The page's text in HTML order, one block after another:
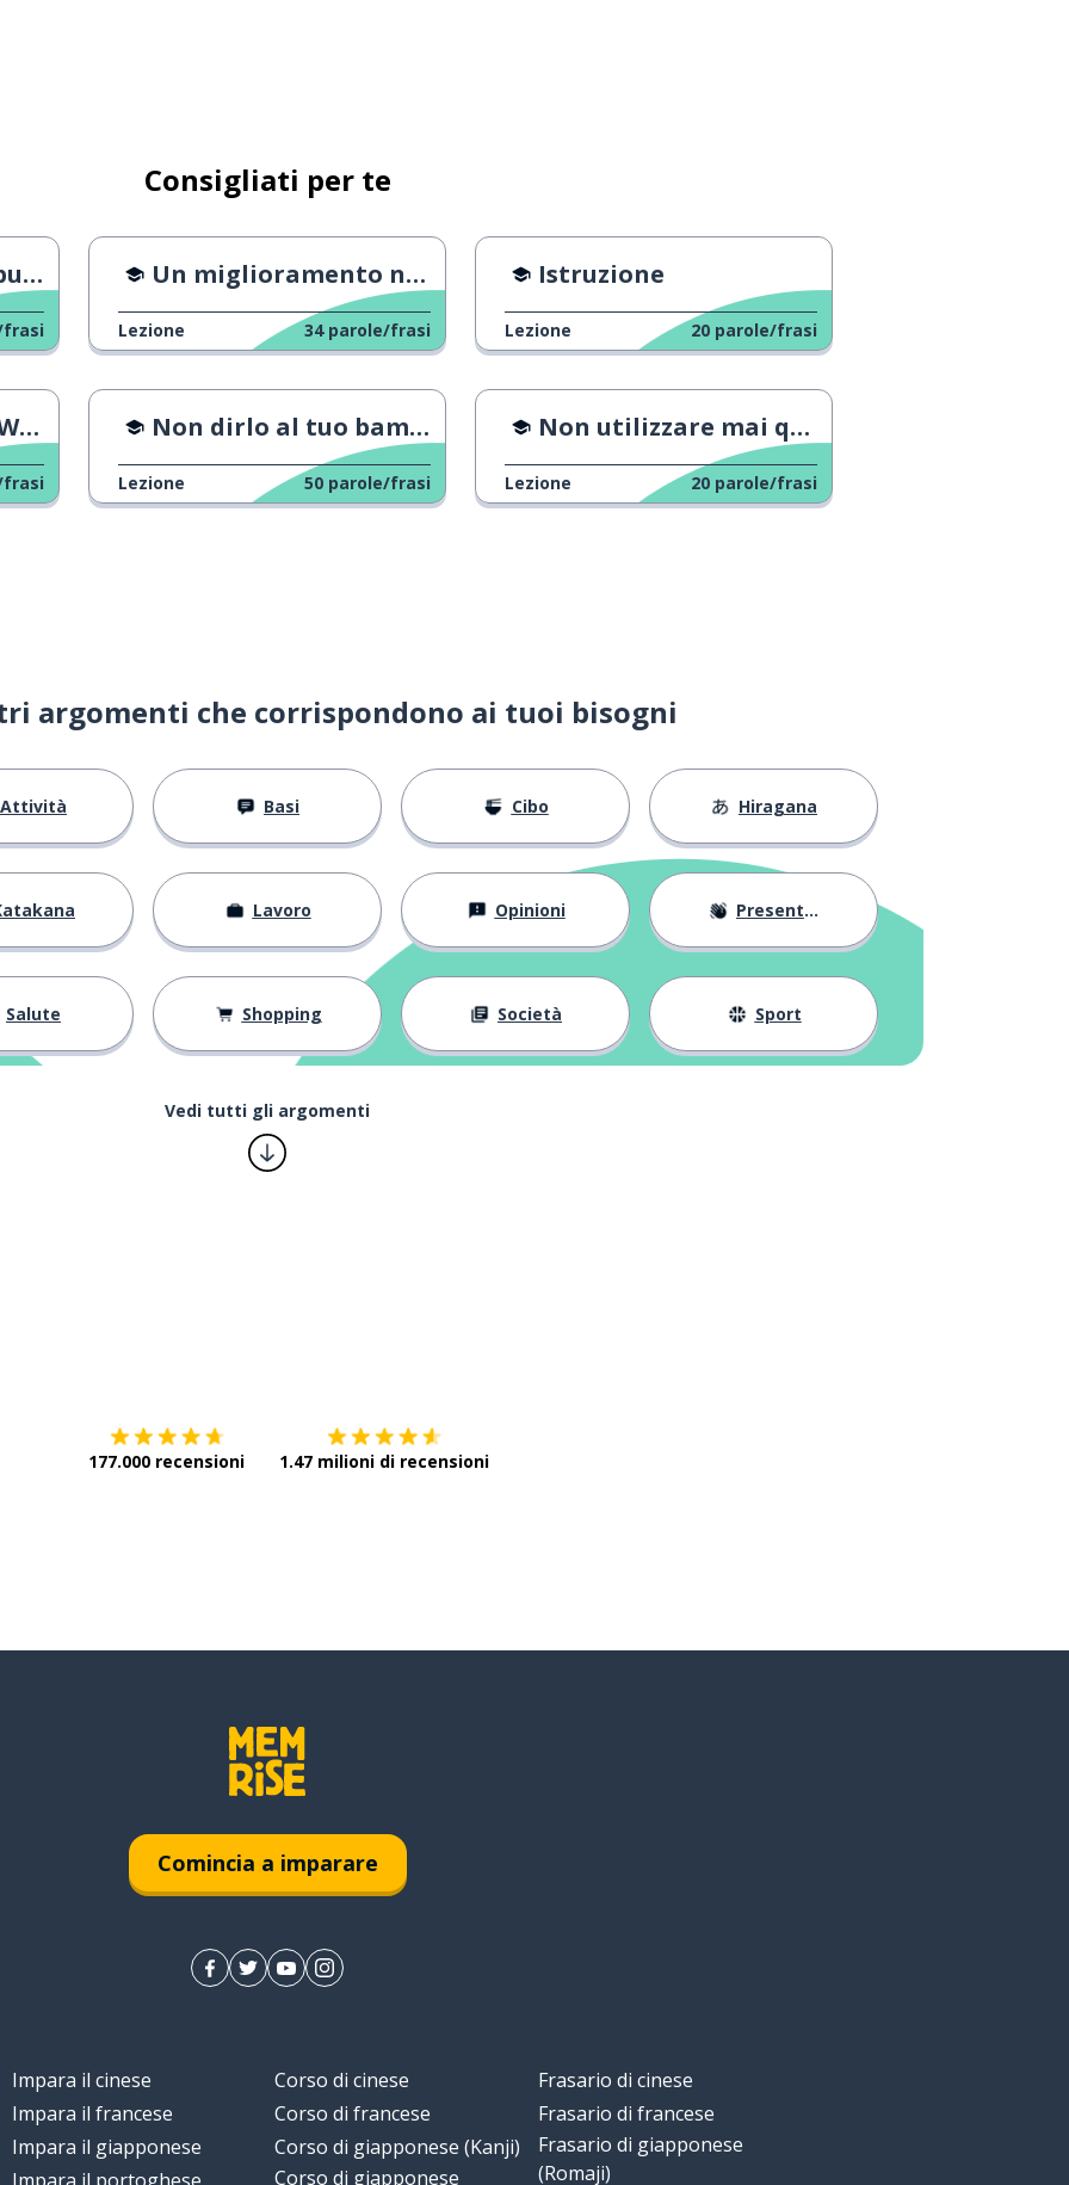
situazione
Consigliati per te
frasi
Un miglioramento nei voti dei bambini
Lezione 34 parole/frasi
Istruzione
Lezione 20 parole/frasi
frasi
Non dirlo al tuo bambino
Lezione 50 parole/frasi
Non utilizzare mai questo metodo di studio!
Lezione 20 parole/frasi
argomenti che corrispondono ai tuoi bisogni
Attività Basi Cibo Hiragana
Lavoro Opinioni Presentarsi
Salute Shopping Società Sport
Vedi tutti gli argomenti
177.000 recensioni 1.47 milioni di recensioni
Comincia a imparare
Impara il cinese
Impara il francese
Impara il giapponese
Corso di cinese
Corso di francese
Corso di giapponese (Kanji)
Corso di giapponese
Frasario di cinese
Frasario di francese
Frasario di giapponese
(Romaji)